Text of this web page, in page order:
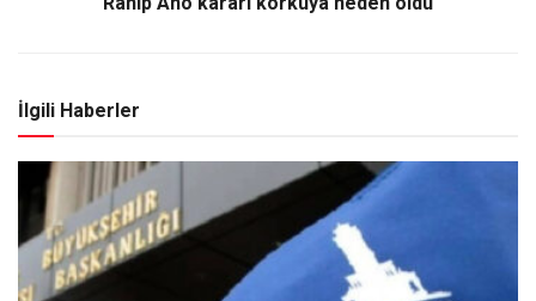
İlgili Haberler